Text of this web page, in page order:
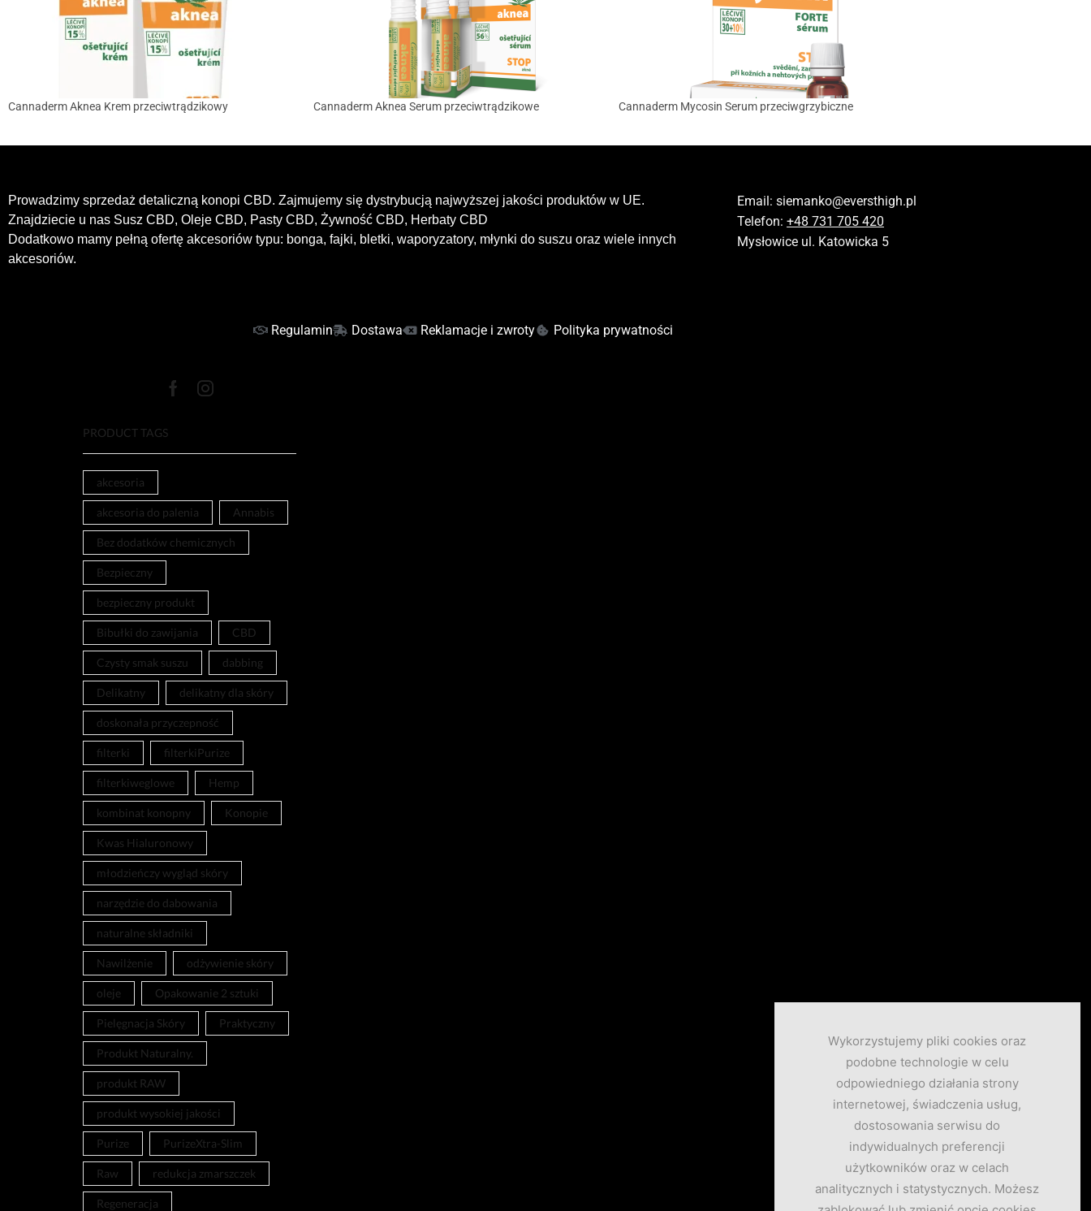
Cannaderm Aknea Krem przeciwtrądzikowy Cannaderm Aknea Serum przeciwtrądzikowe Cannaderm Mycosin Serum przeciwgrzybiczne
Prowadzimy sprzedaż detaliczną konopi CBD. Zajmujemy się dystrybucją najwyższej jakości produktów w UE.
Znajdziecie u nas Susz CBD, Oleje CBD, Pasty CBD, Żywność CBD, Herbaty CBD
Dodatkowo mamy pełną ofertę akcesoriów typu: bonga, fajki, bletki, waporyzatory, młynki do suszu oraz wiele innych
akcesoriów.
Email: siemanko@eversthigh.pl
Telefon: +48 731 705 420
Mysłowice ul. Katowicka 5
Regulamin Dostawa Reklamacje i zwroty Polityka prywatności
PRODUCT TAGS
akcesoria
akcesoria do palenia Annabis
Bez dodatków chemicznych
Bezpieczny
bezpieczny produkt
Bibułki do zawijania CBD
Czysty smak suszu dabbing
Delikatny delikatny dla skóry
doskonała przyczepność
filterki filterkiPurize
filterkiweglowe Hemp
kombinat konopny Konopie
Kwas Hialuronowy
młodzieńczy wygląd skóry
narzędzie do dabowania
naturalne składniki
Nawilżenie odżywienie skóry
oleje Opakowanie 2 sztuki
Pielęgnacja Skóry Praktyczny
Produkt Naturalny.
produkt RAW
produkt wysokiej jakości
Purize PurizeXtra-Slim
Raw redukcja zmarszczek
Regeneracja
Wykorzystujemy pliki cookies oraz
podobne technologie w celu
odpowiedniego działania strony
internetowej, świadczenia usług,
dostosowania serwisu do
indywidualnych preferencji
użytkowników oraz w celach
analitycznych i statystycznych. Możesz